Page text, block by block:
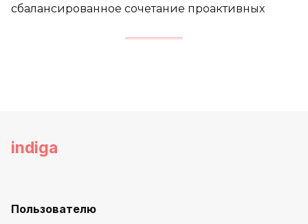
сбалансированное сочетание проактивных
indiga
Пользователю